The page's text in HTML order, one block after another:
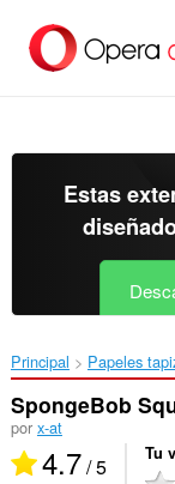
contenido
Estas
Principal Papeles
SpongeBob
por x-at
4.7/ 5 Tu